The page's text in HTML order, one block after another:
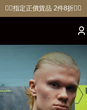
🏋🏽指定正價貨品 2件8折🏃‍♀️